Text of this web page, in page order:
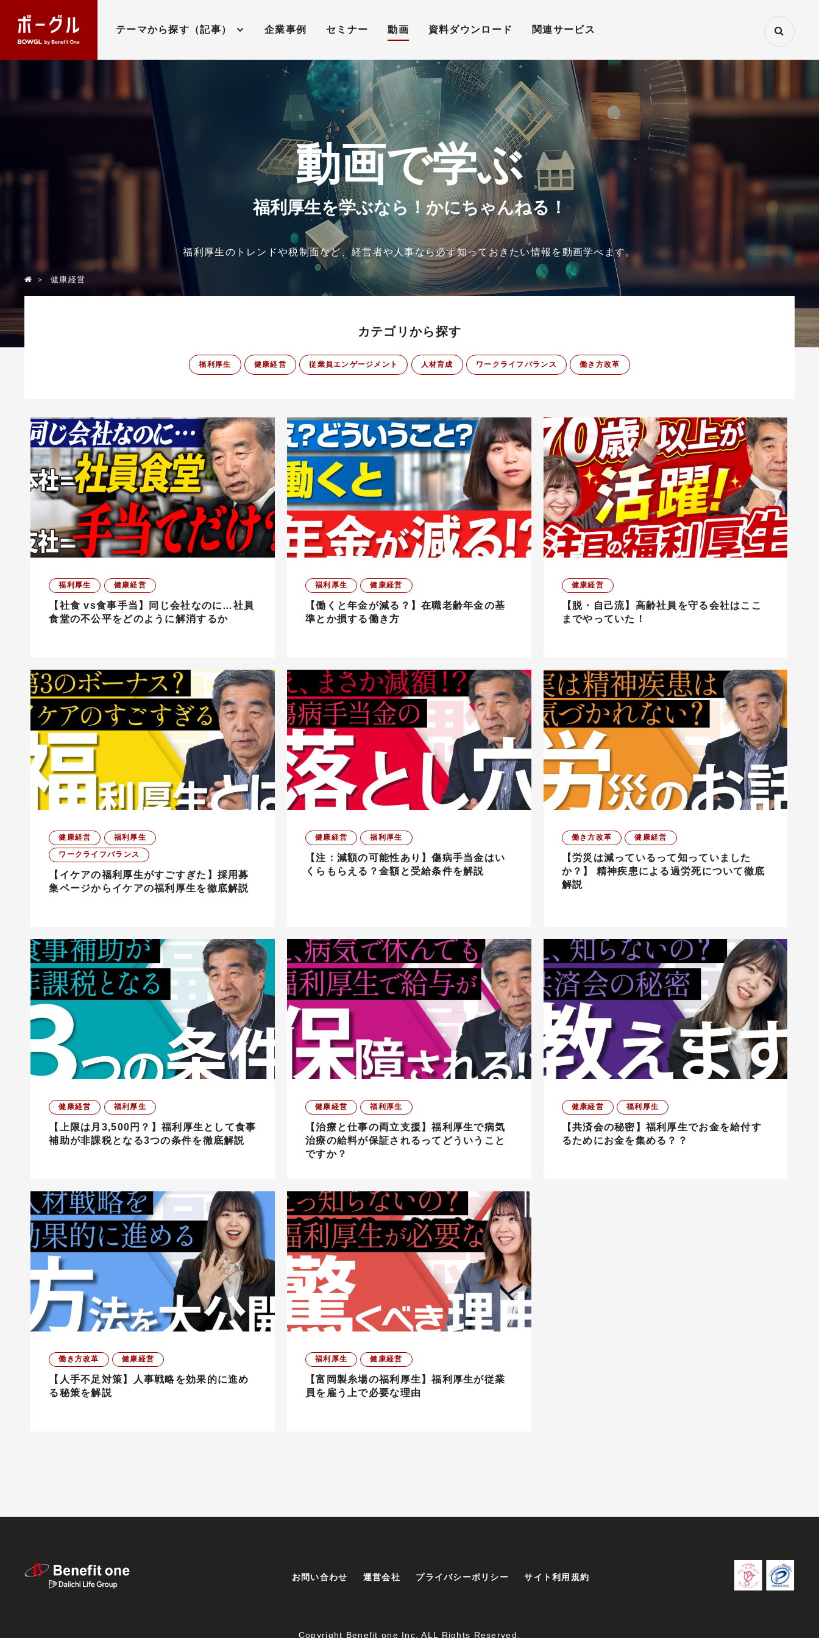
テーマから探す（記事） 企業事例 セミナー 動画 資料ダウンロード 関連サービス
動画で学ぶ
福利厚生を学ぶなら！かにちゃんねる！
福利厚生のトレンドや税制面など、経営者や人事なら必ず知っておきたい情報を動画学べます。
＞ 健康経営
カテゴリから探す
福利厚生 健康経営 従業員エンゲージメント 人材育成 ワークライフバランス 働き方改革
福利厚生 健康経営
【社食 vs食事手当】同じ会社なのに…社員
食堂の不公平をどのように解消するか
福利厚生 健康経営
【働くと年金が減る？】在職老齢年金の基
準とか損する働き方
健康経営
【脱・自己流】高齢社員を守る会社はここ
までやっていた！
健康経営
福利厚生
ワークライフバランス
【イケアの福利厚生がすごすぎた】採用募
集ページからイケアの福利厚生を徹底解説
健康経営 福利厚生
【注：減額の可能性あり】傷病手当金はい
くらもらえる？金額と受給条件を解説
働き方改革 健康経営
【労災は減っているって知っていました
か？】 精神疾患による過労死について徹底
解説
健康経営 福利厚生
【上限は月3,500円？】福利厚生として食事
補助が非課税となる3つの条件を徹底解説
健康経営 福利厚生
【治療と仕事の両立支援】福利厚生で病気
治療の給料が保証されるってどういうこと
ですか？
健康経営 福利厚生
【共済会の秘密】福利厚生でお金を給付す
るためにお金を集める？？
働き方改革 健康経営
【人手不足対策】人事戦略を効果的に進め
る秘策を解説
福利厚生 健康経営
【富岡製糸場の福利厚生】福利厚生が従業
員を雇う上で必要な理由
お問い合わせ 運営会社 プライバシーポリシー サイト利用規約
Copyright Benefit one Inc. ALL Rights Reserved.